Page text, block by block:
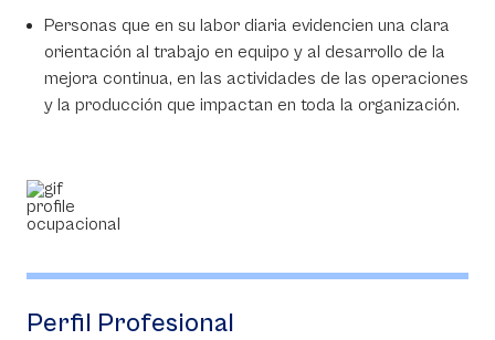
Personas que en su labor diaria evidencien una clara
orientación al trabajo en equipo y al desarrollo de la
mejora continua, en las actividades de las operaciones
y la producción que impactan en toda la organización.
Perfil Profesional